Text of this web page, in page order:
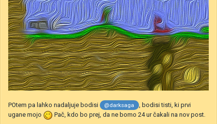
POtem pa lahko nadaljuje bodisi @darksaga
, bodisi tisti, ki prvi
ugane mojo
Pač, kdo bo prej, da ne bomo 24 ur čakali na nov post.